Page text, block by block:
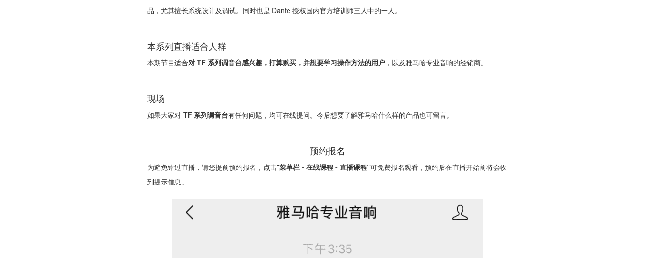
品，尤其擅长系统设计及调试。同时也是 Dante 授权国内官方培训师三人中的一人。
本系列直播适合人群
本期节目适合对 TF 系列调音台感兴趣，打算购买，并想要学习操作方法的用户 ，以及雅马哈专业音响的经销商。
现场
如果大家对 TF 系列调音台有任何问题，均可在线提问。今后想要了解雅马哈什么样的产品也可留言。
预约报名
为避免错过直播，请您提前预约报名，点击”菜单栏 - 在线课程 - 直播课程“可免费报名观看，预约后在直播开始前将会收
到提示信息。